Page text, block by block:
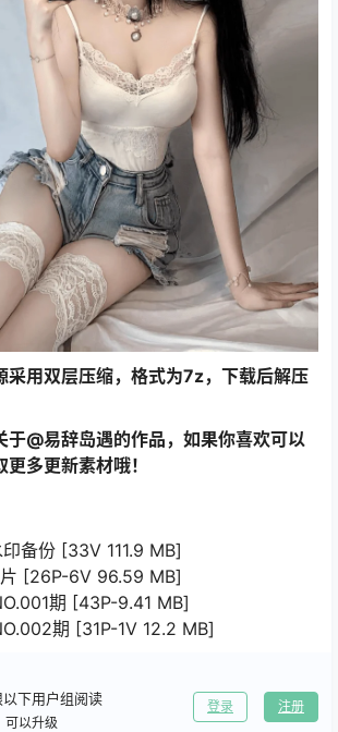
采用双层压缩，格式为7z，下载后解压
于@易辞岛遇的作品，如果你喜欢可以
多更新素材哦！
备份 [33V 111.9 MB]
[26P-6V 96.59 MB]
期 [43P-9.41 MB]
期 [31P-1V 12.2 MB]
下用户组阅读
可以升级
登录 注册